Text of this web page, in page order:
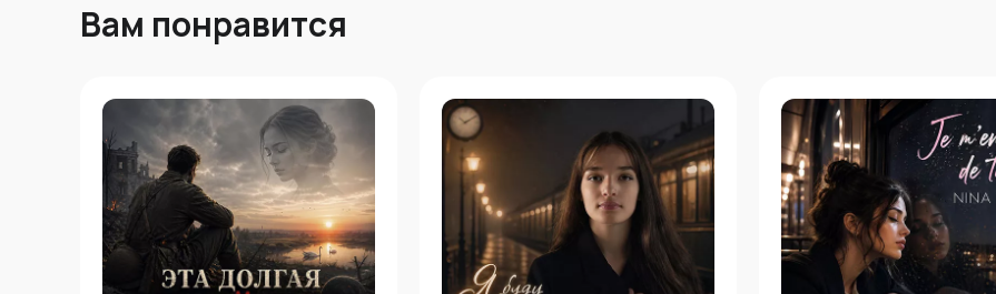
Вам понравится